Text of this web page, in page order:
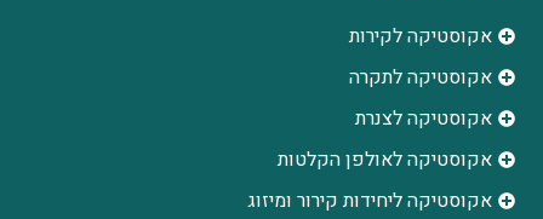
אקוסטיקה לקירות
אקוסטיקה לתקרה
אקוסטיקה לצנרת
אקוסטיקה לאולפן הקלטות
‫אקוסטיקה ליחידות קירור ומיזוג